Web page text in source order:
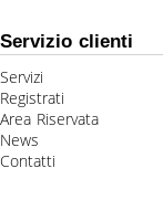
Servizio clienti
Servizi
Registrati
Area Riservata
News
Contatti